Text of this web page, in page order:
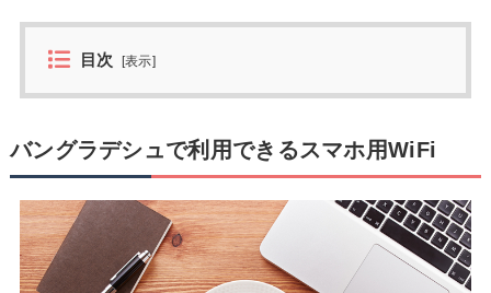
目次 [表示]
バングラデシュで利用できるスマホ用WiFi